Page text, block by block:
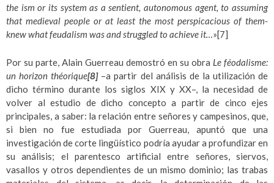
the ism or its system as a sentient, autonomous agent, to assuming
that medieval people or at least the most perspicacious of them-
knew what feudalism was and struggled to achieve it…»[7]
Por su parte, Alain Guerreau demostró en su obra Le féodalisme:
un horizon théorique[8]–a partir del análisis de la utilización de
dicho término durante los siglos XIX y XX–, la necesidad de
volver al estudio de dicho concepto a partir de cinco ejes
principales, a saber: la relación entre señores y campesinos, que,
si bien no fue estudiada por Guerreau, apuntó que una
investigación de corte lingüístico podría ayudar a profundizar en
su análisis; el parentesco artificial entre señores, siervos,
vasallos y otros dependientes de un mismo dominio; las trabas